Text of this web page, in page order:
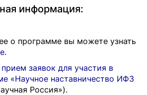
информация:
о программе вы можете узнать
.
заявок для участия в
«Научное наставничество ИФЗ
Россия»).